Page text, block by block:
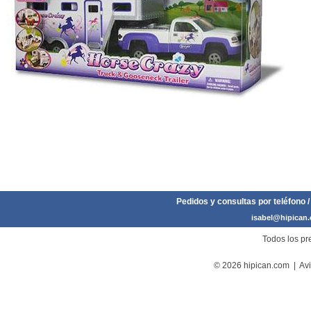
Pedidos y consultas por teléfono
Todos los
© 2026 hipican.com |